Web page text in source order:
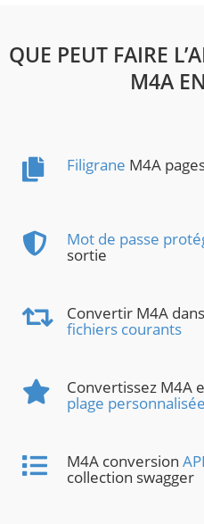
QUE PEUT FAIRE
M4A
Filigrane M4A
Mot de passe
sortie
Convertir M4A dans
fichiers courants
Convertissez M4A
plage
M4A conversion
collection swagger